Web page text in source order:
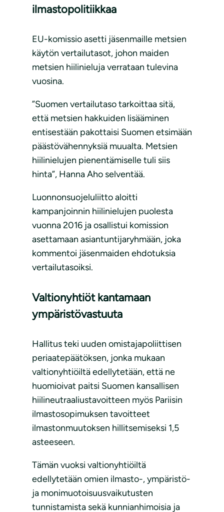
ilmastopolitiikkaa
EU-komissio asetti jäsenmaille metsien
käytön vertailutasot, johon maiden
metsien hiilinieluja verrataan tulevina
vuosina.
”Suomen vertailutaso tarkoittaa sitä,
että metsien hakkuiden lisääminen
entisestään pakottaisi Suomen etsimään
päästövähennyksiä muualta. Metsien
hiilinielujen pienentämiselle tuli siis
hinta”, Hanna Aho selventää.
Luonnonsuojeluliitto aloitti
kampanjoinnin hiilinielujen puolesta
vuonna 2016 ja osallistui komission
asettamaan asiantuntijaryhmään, joka
kommentoi jäsenmaiden ehdotuksia
vertailutasoiksi.
Valtionyhtiöt kantamaan
ympäristövastuuta
Hallitus teki uuden omistajapoliittisen
periaatepäätöksen, jonka mukaan
valtionyhtiöiltä edellytetään, että ne
huomioivat paitsi Suomen kansallisen
hiilineutraaliustavoitteen myös Pariisin
ilmastosopimuksen tavoitteet
ilmastonmuutoksen hillitsemiseksi 1,5
asteeseen.
Tämän vuoksi valtionyhtiöiltä
edellytetään omien ilmasto-, ympäristö-
ja monimuotoisuusvaikutusten
tunnistamista sekä kunnianhimoisia ja